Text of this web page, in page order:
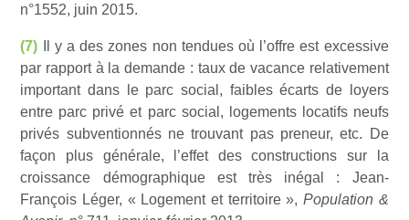
n°1552, juin 2015.
(7) Il y a des zones non tendues où l’offre est excessive
par rapport à la demande : taux de vacance relativement
important dans le parc social, faibles écarts de loyers
entre parc privé et parc social, logements locatifs neufs
privés subventionnés ne trouvant pas preneur, etc. De
façon plus générale, l’effet des constructions sur la
croissance démographique est très inégal : Jean-
François Léger, « Logement et territoire », Population &